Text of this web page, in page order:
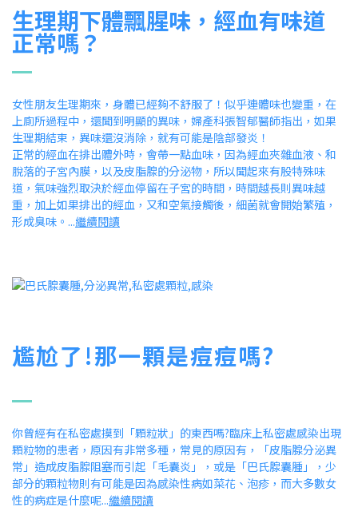
生理期下體飄腥味，經血有味道
正常嗎？
女性朋友生理期來，身體已經夠不舒服了！似乎連體味也變重，在
上廁所過程中，還聞到明顯的異味，婦產科張智郁醫師指出，如果
生理期結束，異味還沒消除，就有可能是陰部發炎！
正常的經血在排出體外時，會帶一點血味，因為經血夾雜血液、和
脫落的子宮內膜，以及皮脂腺的分泌物，所以聞起來有股特殊味
道，氣味強烈取決於經血停留在子宮的時間，時間越長則異味越
重，加上如果排出的經血，又和空氣接觸後，細菌就會開始繁殖，
形成臭味。...繼續閱讀
尷尬了!那一顆是痘痘嗎?
你曾經有在私密處摸到「顆粒狀」的東西嗎?臨床上私密處感染出現
顆粒物的患者，原因有非常多種，常見的原因有，「皮脂腺分泌異
常」造成皮脂腺阻塞而引起「毛囊炎」，或是「巴氏腺囊腫」，少
部分的顆粒物則有可能是因為感染性病如菜花、泡疹，而大多數女
性的病症是什麼呢...繼續閱讀